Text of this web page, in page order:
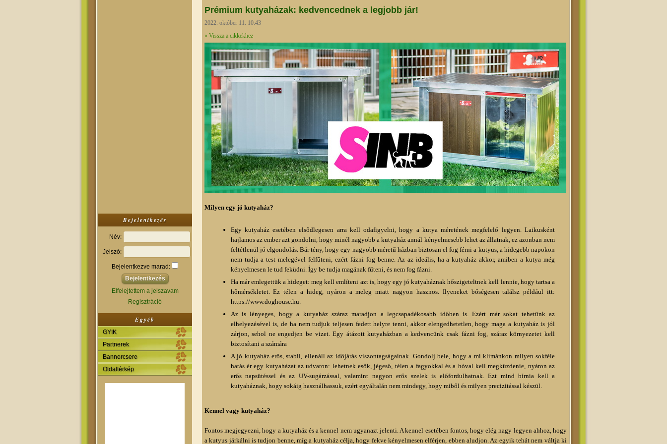
Bejelentkezés
Név:
Jelszó:
Bejelentkezve marad:
Elfelejtettem a jelszavam
Regisztráció
Egyéb
GYIK
Partnerek
Bannercsere
Oldaltérkép
Prémium kutyaházak: kedvencednek a legjobb jár!
2022. október 11. 10:43
« Vissza a cikkekhez
Milyen egy jó kutyaház?
Egy kutyaház esetében elsődlegesen arra kell odafigyelni, hogy a kutya méretének megfelelő legyen. Laikusként
hajlamos az ember azt gondolni, hogy minél nagyobb a kutyaház annál kényelmesebb lehet az állatnak, ez azonban nem
feltétlenül jó elgondolás. Bár tény, hogy egy nagyobb méretű házban biztosan el fog férni a kutyus, a hidegebb napokon
nem tudja a test melegével felfűteni, ezért fázni fog benne. Az az ideális, ha a kutyaház akkor, amiben a kutya még
kényelmesen le tud feküdni. Így be tudja magának fűteni, és nem fog fázni.
Ha már emlegettük a hideget: meg kell említeni azt is, hogy egy jó kutyaháznak hőszigeteltnek kell lennie, hogy tartsa a
hőmérsékletet. Ez télen a hideg, nyáron a meleg miatt nagyon hasznos. Ilyeneket bőségesen találsz például itt:
https://www.doghouse.hu.
Az is lényeges, hogy a kutyaház száraz maradjon a legcsapadékosabb időben is. Ezért már sokat tehetünk az
elhelyezésével is, de ha nem tudjuk teljesen fedett helyre tenni, akkor elengedhetetlen, hogy maga a kutyaház is jól
zárjon, sehol ne engedjen be vizet. Egy átázott kutyaházban a kedvencünk csak fázni fog, száraz környezetet kell
biztosítani a számára
A jó kutyaház erős, stabil, ellenáll az időjárás viszontagságainak. Gondolj bele, hogy a mi klímánkon milyen sokféle
hatás ér egy kutyaházat az udvaron: lehetnek esők, jégeső, télen a fagyokkal és a hóval kell megküzdenie, nyáron az
erős napsütéssel és az UV-sugárzással, valamint nagyon erős szelek is előfordulhatnak. Ezt mind bírnia kell a
kutyaháznak, hogy sokáig használhassuk, ezért egyáltalán nem mindegy, hogy miből és milyen precizitással készül.
Kennel vagy kutyaház?
Fontos megjegyezni, hogy a kutyaház és a kennel nem ugyanazt jelenti. A kennel esetében fontos, hogy elég nagy legyen ahhoz, hogy
a kutyus járkálni is tudjon benne, míg a kutyaház célja, hogy fekve kényelmesen elférjen, ebben aludjon. Az egyik tehát nem váltja ki